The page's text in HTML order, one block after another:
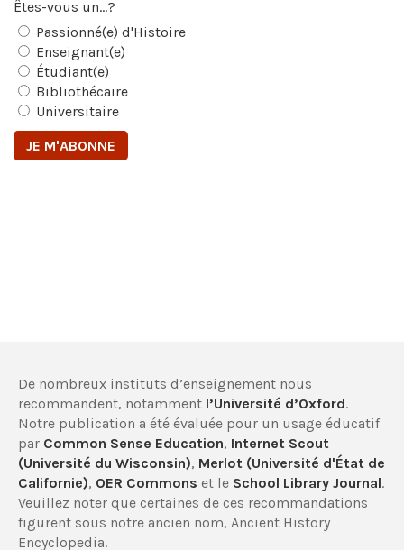
Êtes-vous un...?
Passionné(e) d'Histoire
Enseignant(e)
Étudiant(e)
Bibliothécaire
Universitaire
De nombreux instituts d’enseignement nous
recommandent, notamment l’Université d’Oxford.
Notre publication a été évaluée pour un usage éducatif
par Common Sense Education, Internet Scout
(Université du Wisconsin), Merlot (Université d'État de
Californie), OER Commons et le School Library Journal.
Veuillez noter que certaines de ces recommandations
figurent sous notre ancien nom, Ancient History
Encyclopedia.